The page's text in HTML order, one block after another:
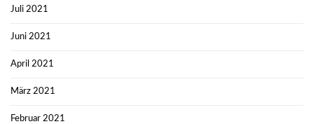
Juli 2021
Juni 2021
April 2021
März 2021
Februar 2021